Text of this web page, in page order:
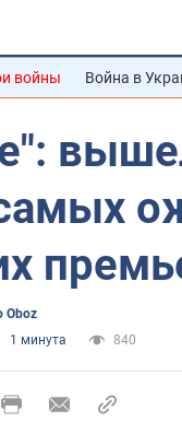
войны Война в
Oboz
1 минута 840